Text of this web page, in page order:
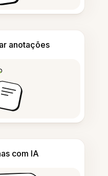
anotações
com IA